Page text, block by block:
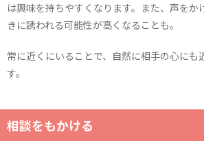
は興味を持ちやすくなります。また、声をか
きに誘われる可能性が高くなることも。
常に近くにいることで、自然に相手の心にも
す。
相談をもかける